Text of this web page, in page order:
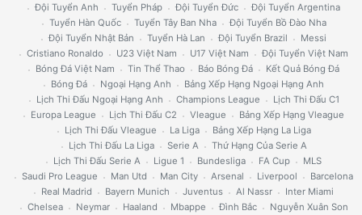
Đội Tuyển Anh
Tuyển Pháp Đội Tuyển Đức
Đội Tuyển Argentina
Tuyển Hàn Quốc
Tuyển Tây Ban Nha
Đội Tuyển Bồ Đào Nha
Đội Tuyển Nhật Bản
Tuyển Hà Lan Đội Tuyển Brazil
Messi
Cristiano Ronaldo
U23 Việt Nam U17 Việt Nam
Đội Tuyển Việt Nam
Bóng Đá Việt Nam
Tin Thể Thao Báo Bóng Đá
Kết Quả Bóng Đá
Bóng Đá
Ngoại Hạng Anh
Bảng Xếp Hạng Ngoại Hạng Anh
Lịch Thi Đấu Ngoại Hạng Anh
Champions League
Lịch Thi Đấu C1
Europa League
Lịch Thi Đấu C2 Vleague
Bảng Xếp Hạng Vleague
Lịch Thi Đấu Vleague
La Liga
Bảng Xếp Hạng La Liga
Lịch Thi Đấu La Liga
Serie A
Thứ Hạng Của Serie A
Lịch Thi Đấu Serie A
Ligue 1 Bundesliga FA Cup
MLS
Saudi Pro League
Man Utd Man City Arsenal Liverpool
Barcelona
Real Madrid
Bayern Munich Juventus Al Nassr
Inter Miami
Chelsea
Neymar Haaland Mbappe Đình Bắc Nguyễn Xuân Son